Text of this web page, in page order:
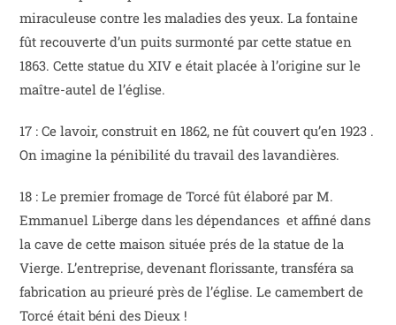
miraculeuse contre les maladies des yeux. La fontaine
fût recouverte d’un puits surmonté par cette statue en
1863. Cette statue du XIV e était placée à l’origine sur le
maître-autel de l’église.
17 : Ce lavoir, construit en 1862, ne fût couvert qu’en 1923 .
On imagine la pénibilité du travail des lavandières.
18 : Le premier fromage de Torcé fût élaboré par M.
Emmanuel Liberge dans les dépendances et affiné dans
la cave de cette maison située prés de la statue de la
Vierge. L’entreprise, devenant florissante, transféra sa
fabrication au prieuré près de l’église. Le camembert de
Torcé était béni des Dieux !